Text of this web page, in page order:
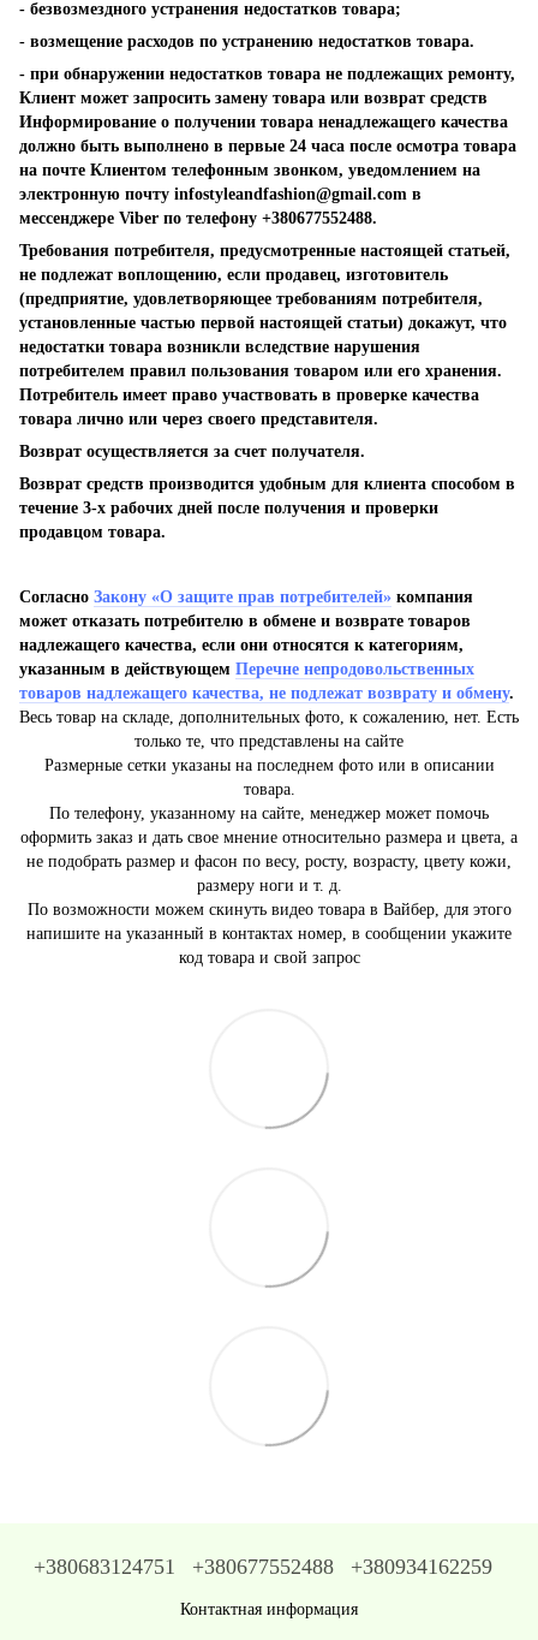
- безвозмездного устранения недостатков товара;
- возмещение расходов по устранению недостатков товара.
- при обнаружении недостатков товара не подлежащих ремонту,
Клиент может запросить замену товара или возврат средств
Информирование о получении товара ненадлежащего качества
должно быть выполнено в первые 24 часа после осмотра товара
на почте Клиентом телефонным звонком, уведомлением на
электронную почту infostyleandfashion@gmail.com в
мессенджере Viber по телефону +380677552488.
Требования потребителя, предусмотренные настоящей статьей,
не подлежат воплощению, если продавец, изготовитель
(предприятие, удовлетворяющее требованиям потребителя,
установленные частью первой настоящей статьи) докажут, что
недостатки товара возникли вследствие нарушения
потребителем правил пользования товаром или его хранения.
Потребитель имеет право участвовать в проверке качества
товара лично или через своего представителя.
Возврат осуществляется за счет получателя.
Возврат средств производится удобным для клиента способом в
течение 3-х рабочих дней после получения и проверки
продавцом товара.
Согласно Закону «О защите прав потребителей» компания
может отказать потребителю в обмене и возврате товаров
надлежащего качества, если они относятся к категориям,
указанным в действующем Перечне непродовольственных
товаров надлежащего качества, не подлежат возврату и обмену.
Весь товар на складе, дополнительных фото, к сожалению, нет. Есть
только те, что представлены на сайте
Размерные сетки указаны на последнем фото или в описании
товара.
По телефону, указанному на сайте, менеджер может помочь
оформить заказ и дать свое мнение относительно размера и цвета, а
не подобрать размер и фасон по весу, росту, возрасту, цвету кожи,
размеру ноги и т. д.
По возможности можем скинуть видео товара в Вайбер, для этого
напишите на указанный в контактах номер, в сообщении укажите
код товара и свой запрос
+380683124751 +380677552488 +380934162259
Контактная информация